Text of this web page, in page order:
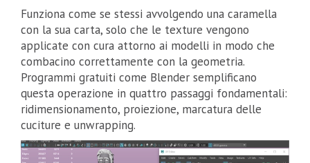
Funziona come se stessi avvolgendo una caramella
con la sua carta, solo che le texture vengono
applicate con cura attorno ai modelli in modo che
combacino correttamente con la geometria.
Programmi gratuiti come Blender semplificano
questa operazione in quattro passaggi fondamentali:
ridimensionamento, proiezione, marcatura delle
cuciture e unwrapping.